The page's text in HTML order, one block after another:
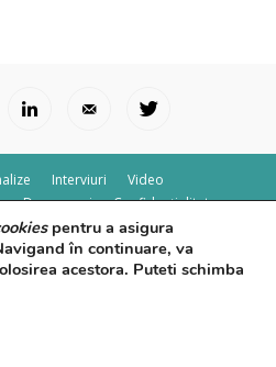
Interviuri
Video
Despre noi Confidențialitate
by Control F5
pentru a asigura
în continuare, va
acestora. Puteti schimba